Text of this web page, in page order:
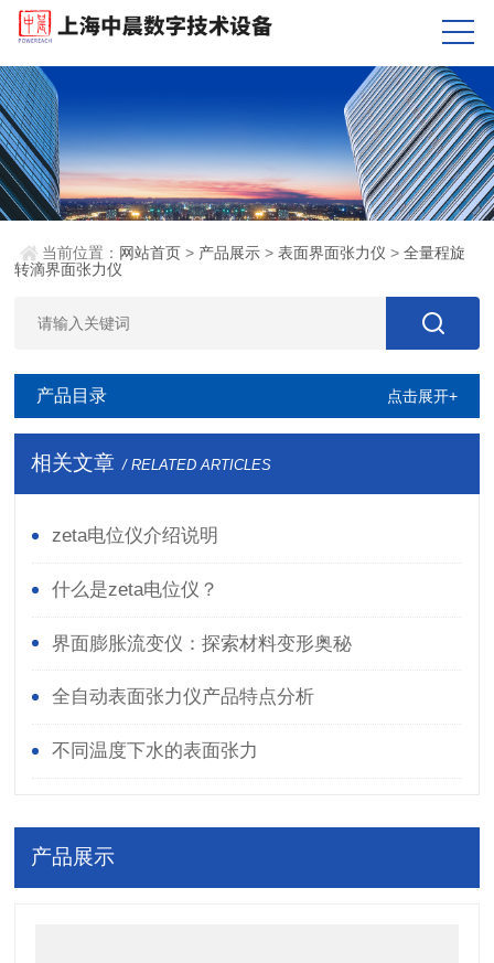
当前位置： 网站首页 > 产品展示 >表面界面张力仪 >全量程旋
转滴界面张力仪
产品目录 点击展开+
相关文章 / RELATED ARTICLES
zeta电位仪介绍说明
什么是zeta电位仪？
界面膨胀流变仪：探索材料变形奥秘
全自动表面张力仪产品特点分析
不同温度下水的表面张力
产品展示